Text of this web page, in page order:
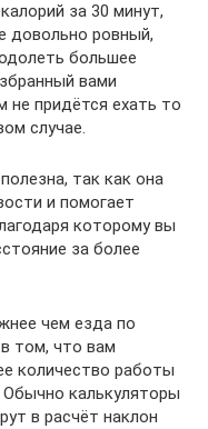
за 30 минут,
довольно ровный,
большее
вами
придётся ехать то
случае.
так как она
и помогает
которому вы
за более
чем езда по
том, что вам
количество работы
калькуляторы
в расчёт наклон